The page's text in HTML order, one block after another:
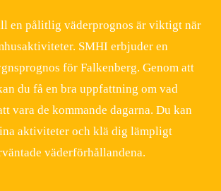
en pålitlig väderprognos är viktigt när
SMHI erbjuder en
för Falkenberg. Genom att
du få en bra uppfattning om vad
vara de kommande dagarna. Du kan
aktiviteter och klä dig lämpligt
väderförhållandena.